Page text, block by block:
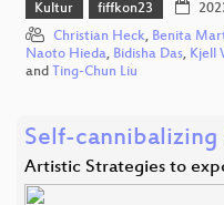
Kultur fiffkon23
Christian Heck, Benita
Naoto Hieda, Bidisha Das, Kjell
and Ting-Chun Liu
Self-cannibalizing
Artistic Strategies to